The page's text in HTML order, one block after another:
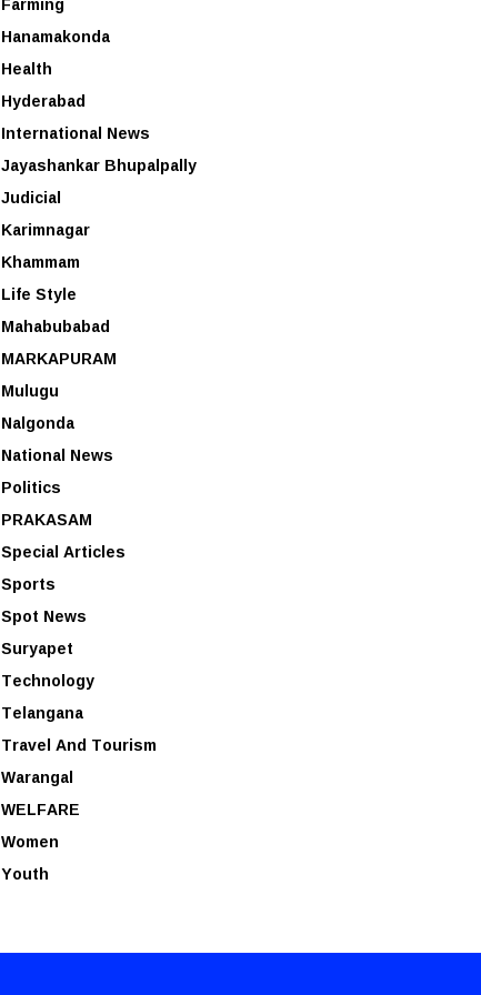
Hanamakonda
Health
Hyderabad
International News
Jayashankar Bhupalpally
Judicial
Karimnagar
Khammam
Life Style
Mahabubabad
MARKAPURAM
Mulugu
Nalgonda
National News
Politics
PRAKASAM
Special Articles
Sports
Spot News
Suryapet
Technology
Telangana
Travel And Tourism
Warangal
WELFARE
Women
Youth